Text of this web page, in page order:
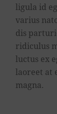
ligula id
varius
dis
ridiculus
luctus ex
laoreet at
magna.